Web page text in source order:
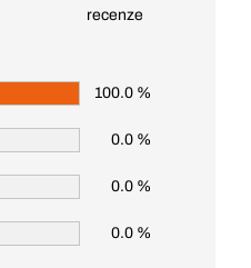
recenze
100.0 %
0.0 %
0.0 %
0.0 %